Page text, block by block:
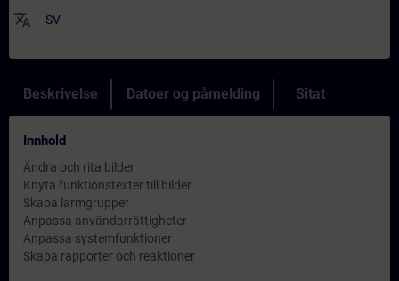
translate SV
Beskrivelse Datoer og påmelding Sitat
Innhold
Ändra och rita bilder
Knyta funktionstexter till bilder
Skapa larmgrupper
Anpassa användarrättigheter
Anpassa systemfunktioner
Skapa rapporter och reaktioner